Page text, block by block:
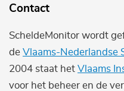
Contact
ScheldeMonitor wordt
de Vlaams-Nederlandse
2004 staat het Vlaams
voor het beheer en de